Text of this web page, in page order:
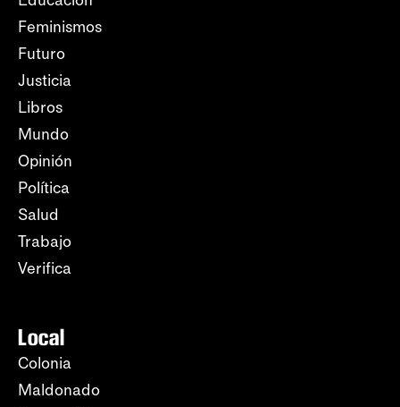
Feminismos
Futuro
Justicia
Libros
Mundo
Opinión
Política
Salud
Trabajo
Verifica
Local
Colonia
Maldonado